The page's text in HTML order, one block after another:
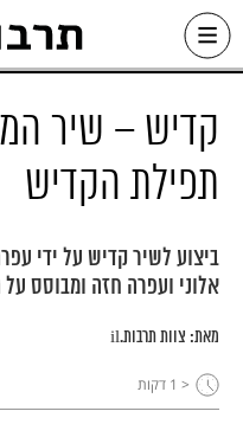
Skip
content
כל האתר
קדיש – שיר
תפילת הקדיש
ביצוע לשיר קדיש על ידי
אלוני ועפרה חזה ומבוסס
מאת: צוות תרבות.il
< 1 דקות